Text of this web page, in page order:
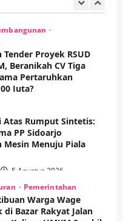
Tender Proyek RSUD
Beranikah CV Tiga
Pertaruhkan
Juta?
Rumput Sintetis:
PP Sidoarjo
Mesin Menuju Piala
5 Agustus 2026
Pemerintahan
Warga Wage
di Bazar Rakyat Jalan